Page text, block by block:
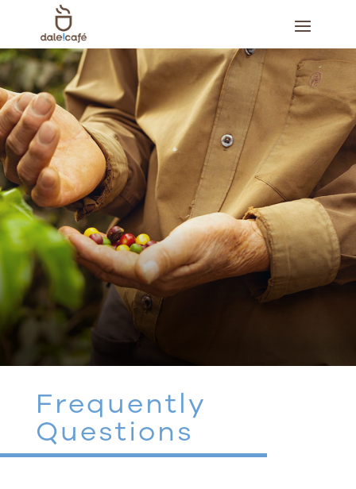
Frequently
Questions